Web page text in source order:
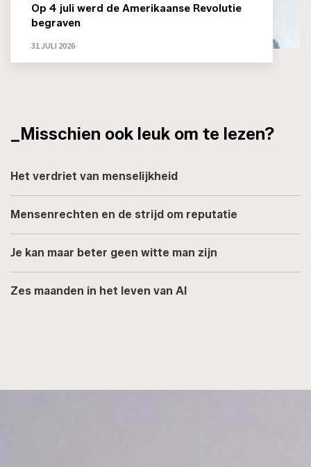
Op 4 juli werd de Amerikaanse Revolutie
begraven
31 JULI 2026
_Misschien ook leuk om te lezen?
Het verdriet van menselijkheid
Mensenrechten en de strijd om reputatie
Je kan maar beter geen witte man zijn
Zes maanden in het leven van AI